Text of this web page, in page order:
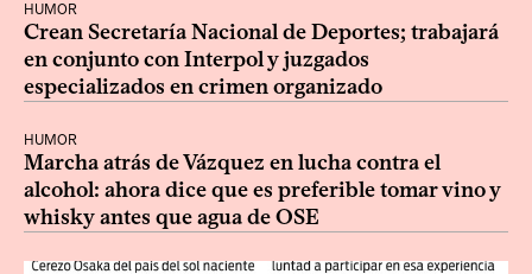
HUMOR
Crean Secretaría Nacional de Deportes; trabajará
en conjunto con Interpol y juzgados
especializados en crimen organizado
HUMOR
Marcha atrás de Vázquez en lucha contra el
alcohol: ahora dice que es preferible tomar vino y
whisky antes que agua de OSE